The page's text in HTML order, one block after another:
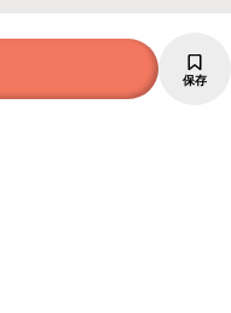
保存